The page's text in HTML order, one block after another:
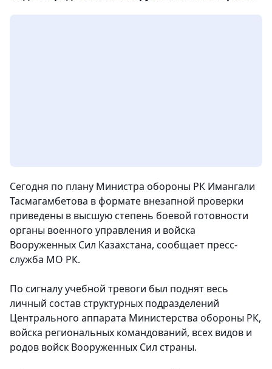
Сегодня по плану Министра обороны РК Имангали
Тасмагамбетова в формате внезапной проверки
приведены в высшую степень боевой готовности
органы военного управления и войска
Вооруженных Сил Казахстана, сообщает пресс-
служба МО РК.
По сигналу учебной тревоги был поднят весь
личный состав структурных подразделений
Центрального аппарата Министерства обороны РК,
войска региональных командований, всех видов и
родов войск Вооруженных Сил страны.